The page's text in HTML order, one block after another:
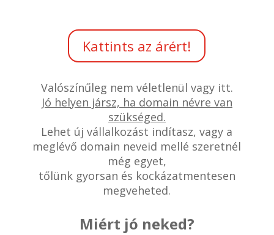
Kattints az árért!
Valószínűleg nem véletlenül vagy itt.
Jó helyen jársz, ha domain névre van
szükséged.
Lehet új vállalkozást indítasz, vagy a
meglévő domain neveid mellé szeretnél
még egyet,
tőlünk gyorsan és kockázatmentesen
megveheted.
Miért jó neked?